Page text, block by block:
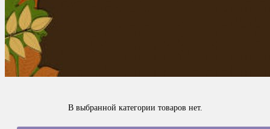
В выбранной категории товаров нет.